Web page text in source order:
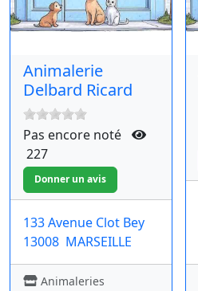
Animalerie
Delbard Ricard
Pas encore noté
227
133 Avenue Clot Bey
13008 MARSEILLE
Animaleries